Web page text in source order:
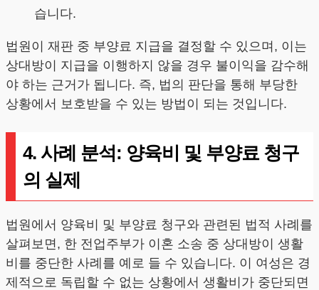
습니다.
법원이 재판 중 부양료 지급을 결정할 수 있으며, 이는
상대방이 지급을 이행하지 않을 경우 불이익을 감수해
야 하는 근거가 됩니다. 즉, 법의 판단을 통해 부당한
상황에서 보호받을 수 있는 방법이 되는 것입니다.
4. 사례 분석: 양육비 및 부양료 청구
의 실제
법원에서 양육비 및 부양료 청구와 관련된 법적 사례를
살펴보면, 한 전업주부가 이혼 소송 중 상대방이 생활
비를 중단한 사례를 예로 들 수 있습니다. 이 여성은 경
제적으로 독립할 수 없는 상황에서 생활비가 중단되면